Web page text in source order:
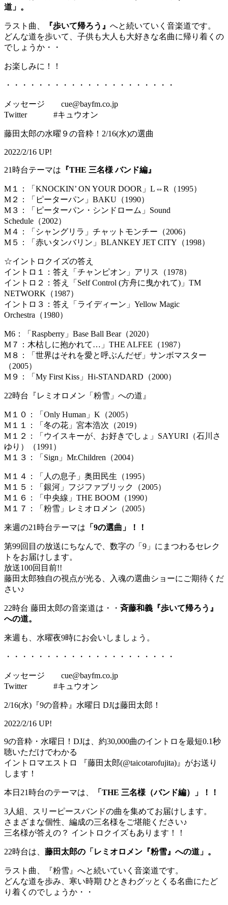
道」。
ラスト曲、 『歩いて帰ろう』 へと続いていく音楽道です。
どんな道を歩いて、子供も大人も大好きな名曲に帰り着くの
でしょうか・・
お楽しみに！！
・・・・・・・・・・・・・・・・・・・・・
メッセージ cue@bayfm.co.jp
Twitter #キュウオン
藤田太郎の水曜９の音粋！2/16(水)の選曲
2022/2/16 UP!
21時台テーマは 『THE 三名様 バンド編』
M１：「KNOCKIN’ ON YOUR DOOR」L⇔R（1995）
M２：「ピーターパン」BAKU（1990）
M３：「ピーターパン・シンドローム」Sound
Schedule（2002）
M４：「シャングリラ」チャットモンチー（2006）
M５：「赤いタンバリン」BLANKEY JET CITY（1998）
☆イントロクイズの答え
イントロ１：答え「チャンピオン」アリス（1978）
イントロ２：答え「Self Control (方舟に曳かれて)」TM
NETWORK（1987）
イントロ３：答え「ライディーン」Yellow Magic
Orchestra（1980）
M6：「Raspberry」Base Ball Bear（2020）
M７：木枯しに抱かれて…」THE ALFEE（1987）
M８：「世界はそれを愛と呼ぶんだぜ」サンボマスター
（2005）
M９：「My First Kiss」Hi-STANDARD（2000）
22時台『レミオロメン「粉雪」への道』
M１０：「Only Human」K（2005）
M１１：「冬の花」宮本浩次（2019）
M１２：「ウイスキーが、お好きでしょ」SAYURI（石川さ
ゆり）（1991）
M１３：「Sign」Mr.Children（2004）
M１４：「人の息子」奥田民生（1995）
M１５：「銀河」フジファブリック（2005）
M１６：「中央線」THE BOOM（1990）
M１７：「粉雪」レミオロメン（2005）
来週の21時台テーマは 「9の選曲」！！
第99回目の放送にちなんで、数字の「9」にまつわるセレク
トをお届けします。
放送100回目前!!
藤田太郎独自の視点が光る、入魂の選曲ショーにご期待くだ
さい♪
22時台 藤田太郎の音楽道は・・斉藤和義『歩いて帰ろう』
への道。
来週も、水曜夜9時にお会いしましょう。
・・・・・・・・・・・・・・・・・・・・・
メッセージ cue@bayfm.co.jp
Twitter #キュウオン
2/16(水)『9の音粋』水曜日 DJは藤田太郎！
2022/2/16 UP!
9の音粋・水曜日！DJは、約30,000曲のイントロを最短0.1秒
聴いただけでわかる
イントロマエストロ 『藤田太郎(@taicotarofujita)』がお送り
します！
本日21時台のテーマは、 「THE 三名様（バンド編）」！！
3人組、スリーピースバンドの曲を集めてお届けします。
さまざまな個性、編成の三名様をご堪能ください♪
三名様が答えの？ イントロクイズもあります！！
22時台は、 藤田太郎の「レミオロメン『粉雪』への道」。
ラスト曲、『粉雪』へと続いていく音楽道です。
どんな道を歩み、寒い時期 ひときわグッとくる名曲にたど
り着くのでしょうか・・